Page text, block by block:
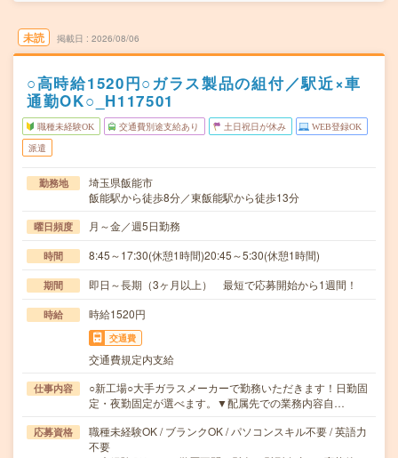
未読 掲載日 2026/08/06
○高時給1520円○ガラス製品の組付／駅近×車
通勤OK○_H117501
職種未経験OK 交通費別途支給あり 土日祝日が休み WEB登録OK
派遣
勤務地
埼玉県飯能市
飯能駅から徒歩8分／東飯能駅から徒歩13分
曜日頻度 月～金／週5日勤務
時間 8:45～17:30(休憩1時間)20:45～5:30(休憩1時間)
期間 即日～長期（3ヶ月以上） 最短で応募開始から1週間！
時給 時給1520円
交通費
交通費規定内支給
仕事内容
○新工場○大手ガラスメーカーで勤務いただきます！日勤固
定・夜勤固定が選べます。▼配属先での業務内容自…
応募資格
職種未経験OK / ブランクOK / パソコンスキル不要 / 英語力
不要